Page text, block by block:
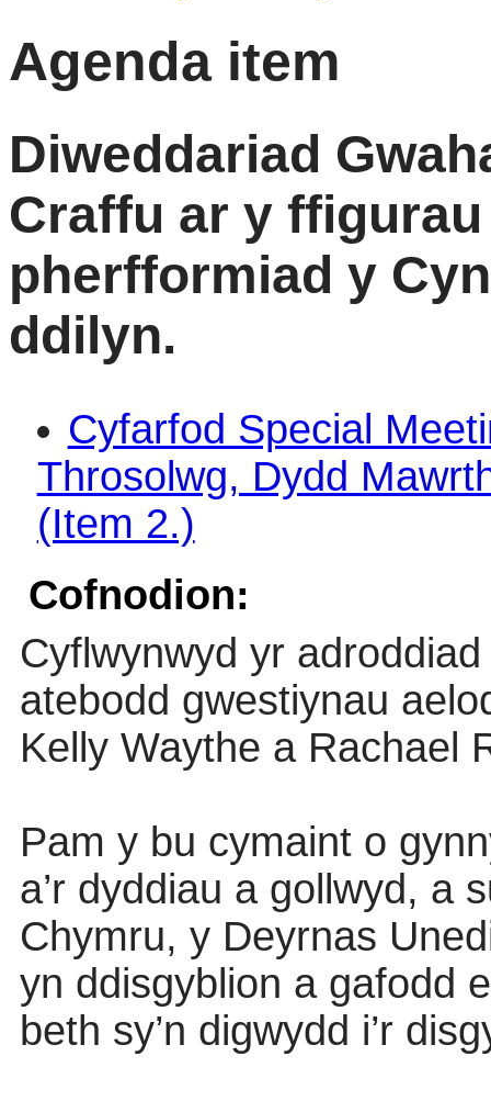
Agenda item
Diweddariad
Craffu ar y
pherfformiad y
ddilyn.
Cyfarfod Special
Throsolwg, Dydd
(Item 2.)
Cofnodion:
Cyflwynwyd yr
atebodd gwestiynau
Kelly Waythe a Rachael
Pam y bu cymaint o
a’r dyddiau a gollwyd, a
Chymru, y Deyrnas
yn ddisgyblion a gafodd
beth sy’n digwydd i’r